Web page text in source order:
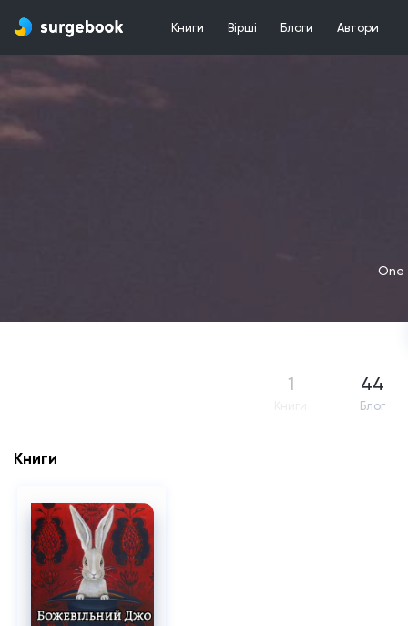
Книги Вірші Блоги Автори
One
1 44
Блог
Книги